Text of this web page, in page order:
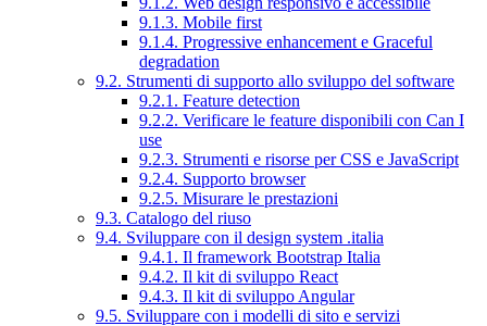
9.1.3. Mobile first
9.1.4. Progressive enhancement e Graceful
degradation
9.2. Strumenti di supporto allo sviluppo del software
9.2.1. Feature detection
9.2.2. Verificare le feature disponibili con Can I
use
9.2.3. Strumenti e risorse per CSS e JavaScript
9.2.4. Supporto browser
9.2.5. Misurare le prestazioni
9.3. Catalogo del riuso
9.4. Sviluppare con il design system .italia
9.4.1. Il framework Bootstrap Italia
9.4.2. Il kit di sviluppo React
9.4.3. Il kit di sviluppo Angular
9.5. Sviluppare con i modelli di sito e servizi